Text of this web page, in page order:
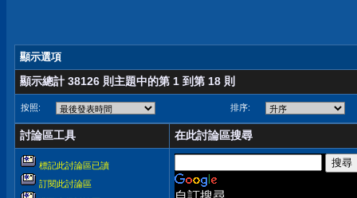
顯示選項
顯示總計 38126 則主題中的第 1 到第 18 則
按照: 排序:
討論區工具 在此討論區搜尋
標記此討論區已讀
訂閱此討論區